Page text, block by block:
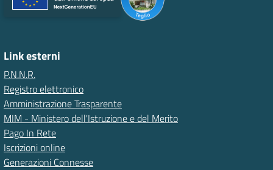
Link esterni
P.N.N.R.
Registro elettronico
Amministrazione Trasparente
MIM - Ministero dell'Istruzione e del Merito
Pago In Rete
Iscrizioni online
Generazioni Connesse